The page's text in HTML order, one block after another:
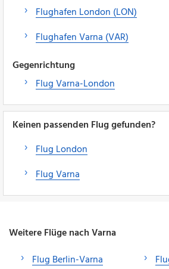
Flughafen London (LON)
Flughafen Varna (VAR)
Gegenrichtung
Flug Varna-London
Keinen passenden Flug gefunden?
Flug London
Flug Varna
Weitere Flüge nach Varna
Flug Berlin-Varna